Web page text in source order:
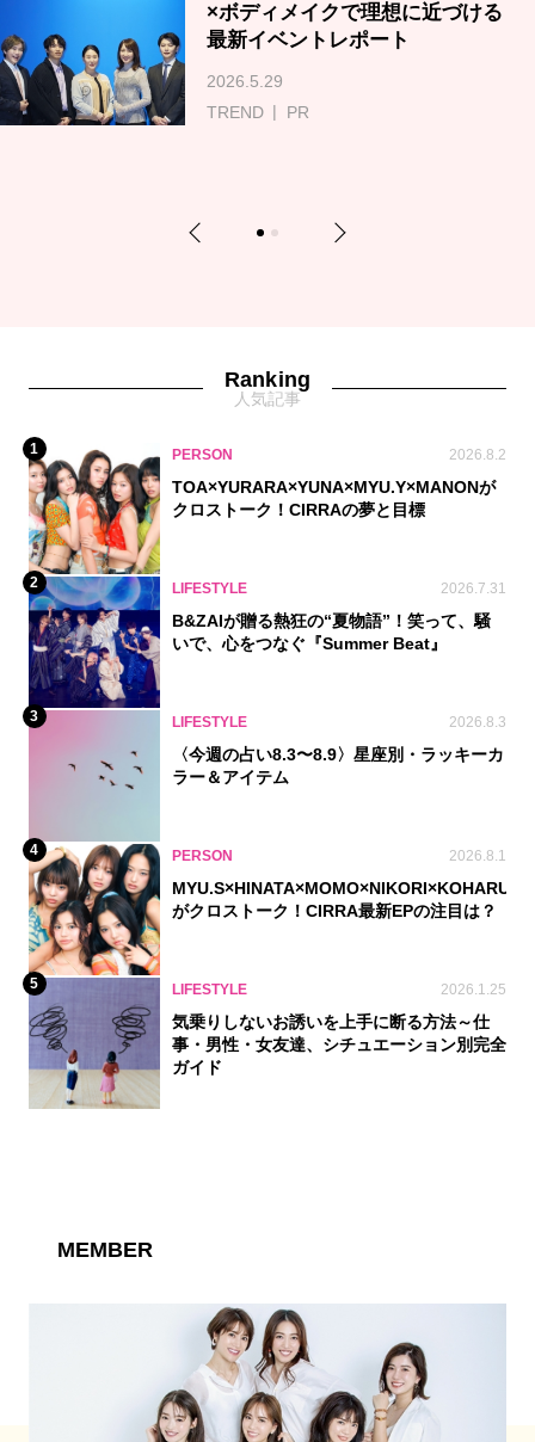
×ボディメイクで理想に近づける
最新イベントレポート
2026.5.29
TREND
PR
Previous 1 2 Next
Ranking
人気記事
1 PERSON 2026.8.2
TOA×YURARA×YUNA×MYU.Y×MANONが
クロストーク！CIRRAの夢と目標
2 LIFESTYLE 2026.7.31
B&ZAIが贈る熱狂の“夏物語”！笑って、騒
いで、心をつなぐ『Summer Beat』
3 LIFESTYLE 2026.8.3
〈今週の占い8.3〜8.9〉星座別・ラッキーカ
ラー＆アイテム
4 PERSON 2026.8.1
MYU.S×HINATA×MOMO×NIKORI×KOHARU
がクロストーク！CIRRA最新EPの注目は？
5 LIFESTYLE 2026.1.25
気乗りしないお誘いを上手に断る方法～仕
事・男性・女友達、シチュエーション別完全
ガイド
MEMBER